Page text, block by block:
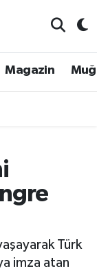
Magazin
Türk
imza atan